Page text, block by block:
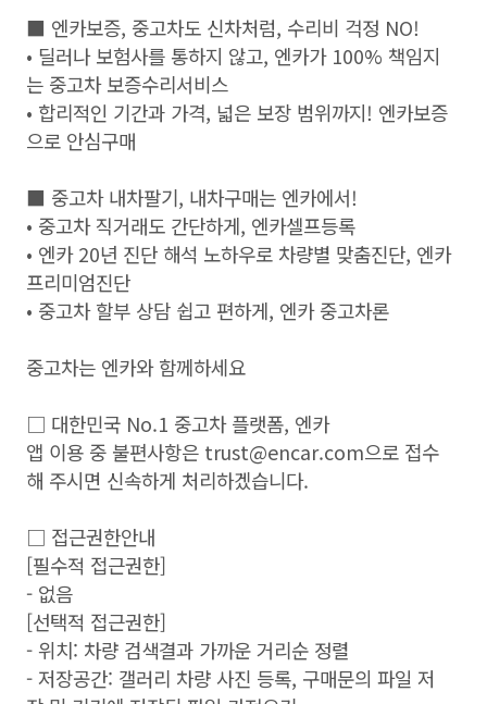
■ 엔카보증, 중고차도 신차처럼, 수리비 걱정 NO!
• 딜러나 보험사를 통하지 않고, 엔카가 100% 책임지
는 중고차 보증수리서비스
• 합리적인 기간과 가격, 넓은 보장 범위까지! 엔카보증
으로 안심구매
■ 중고차 내차팔기, 내차구매는 엔카에서!
• 중고차 직거래도 간단하게, 엔카셀프등록
• 엔카 20년 진단 해석 노하우로 차량별 맞춤진단, 엔카
프리미엄진단
• 중고차 할부 상담 쉽고 편하게, 엔카 중고차론
중고차는 엔카와 함께하세요
□ 대한민국 No.1 중고차 플랫폼, 엔카
앱 이용 중 불편사항은 trust@encar.com으로 접수
해 주시면 신속하게 처리하겠습니다.
□ 접근권한안내
[필수적 접근권한]
- 없음
[선택적 접근권한]
- 위치: 차량 검색결과 가까운 거리순 정렬
- 저장공간: 갤러리 차량 사진 등록, 구매문의 파일 저